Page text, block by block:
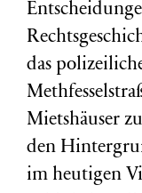
das
Mietshäuser
den
im heutigen